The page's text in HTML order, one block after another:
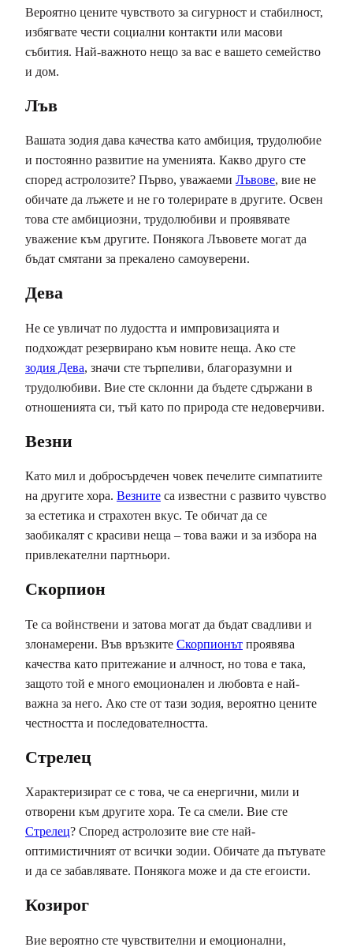
Вероятно цените чувството за сигурност и стабилност,
избягвате чести социални контакти или масови
събития. Най-важното нещо за вас е вашето семейство
и дом.
Лъв
Вашата зодия дава качества като амбиция, трудолюбие
и постоянно развитие на уменията. Какво друго сте
според астролозите? Първо, уважаеми Лъвове, вие не
обичате да лъжете и не го толерирате в другите. Освен
това сте амбициозни, трудолюбиви и проявявате
уважение към другите. Понякога Лъвовете могат да
бъдат смятани за прекалено самоуверени.
Дева
Не се увличат по лудостта и импровизацията и
подхождат резервирано към новите неща. Ако сте
зодия Дева, значи сте търпеливи, благоразумни и
трудолюбиви. Вие сте склонни да бъдете сдържани в
отношенията си, тъй като по природа сте недоверчиви.
Везни
Като мил и добросърдечен човек печелите симпатиите
на другите хора. Везните са известни с развито чувство
за естетика и страхотен вкус. Те обичат да се
заобикалят с красиви неща – това важи и за избора на
привлекателни партньори.
Скорпион
Те са войнствени и затова могат да бъдат свадливи и
злонамерени. Във връзките Скорпионът проявява
качества като притежание и алчност, но това е така,
защото той е много емоционален и любовта е най-
важна за него. Ако сте от тази зодия, вероятно цените
честността и последователността.
Стрелец
Характеризират се с това, че са енергични, мили и
отворени към другите хора. Те са смели. Вие сте
Стрелец? Според астролозите вие ​​сте най-
оптимистичният от всички зодии. Обичате да пътувате
и да се забавлявате. Понякога може и да сте егоисти.
Козирог
Вие вероятно сте чувствителни и емоционални,